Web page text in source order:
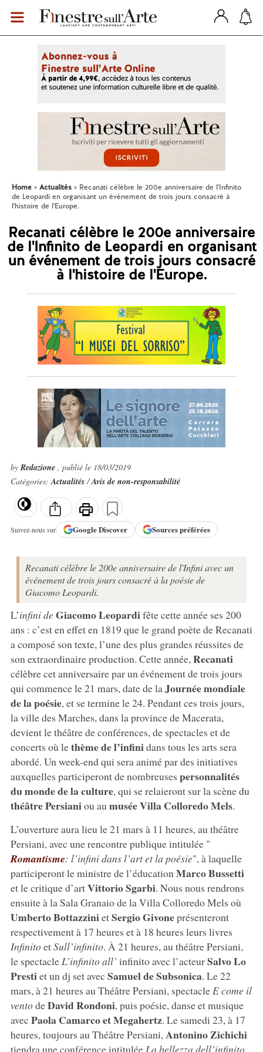
Home Actualités
Recanati célèbre le 200e anniversaire de l'Infinito
de Leopardi en organisant un événement de trois jours consacré à
l'histoire de l'Europe.
Recanati célèbre le 200e anniversaire
de l'Infinito de Leopardi en organisant
un événement de trois jours consacré
à l'histoire de l'Europe.
byRedazione , publié le 18/03/2019
Catégories:Actualités/Avis de non-responsabilité
Suivez-nous sur GoogleDiscover Sources préférées
Recanati célèbre le 200e anniversaire de l'Infini avec un
événement de trois jours consacré à la poésie de
Giacomo Leopardi.
L’infini deGiacomo Leopardifête cette année ses 200
ans : c’est en effet en 1819 que le grand poète de Recanati
a composé son texte, l’une des plus grandes réussites de
son extraordinaire production. Cette année, Recanati
célèbre cet anniversaire par un événement de trois jours
qui commence le 21 mars, date de la Journée mondiale
de la poésie, et se termine le 24. Pendant ces trois jours,
la ville des Marches, dans la province de Macerata,
devient le théâtre de conférences, de spectacles et de
concerts où lethème de l’infinidans tous les arts sera
abordé. Un week-end qui sera animé par des initiatives
auxquelles participeront de nombreuses personnalités
du monde de la culture, qui se relaieront sur la scène du
théâtre Persianiou au musée Villa Colloredo Mels.
L’ouverture aura lieu le 21 mars à 11 heures, au théâtre
Persiani, avec une rencontre publique intitulée "
Romantisme: l’infini dans l’art et la poésie", à laquelle
participeront le ministre de l’éducation Marco Bussetti
et le critique d’artVittorio Sgarbi. Nous nous rendrons
ensuite à la Sala Granaio de la Villa Colloredo Mels où
Umberto BottazzinietSergio Givoneprésenteront
respectivement à 17 heures et à 18 heures leurs livres
InfinitoetSull’infinito. À 21 heures, au théâtre Persiani,
le spectacle L’infinito all’ infinito avec l’acteurSalvo Lo
Prestiet un dj set avec Samuel de Subsonica. Le 22
mars, à 21 heures au Théâtre Persiani, spectacle E come il
ventodeDavid Rondoni, puis poésie, danse et musique
avec Paola Camarco et Megahertz. Le samedi 23, à 17
heures, toujours au Théâtre Persiani, Antonino Zichichi
tiendra une conférence intitulée La bellezza dell’infinito